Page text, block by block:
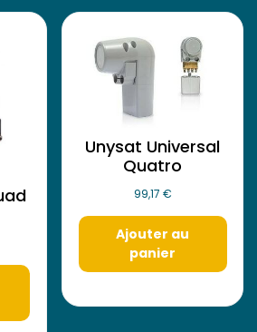
Unysat Universal
Quatro
99,17 €
Ajouter au
panier